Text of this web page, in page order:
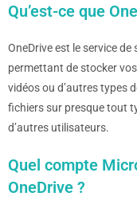
Qu’est-ce que
OneDrive est le service
permettant de stocker
vidéos ou d’autres types
fichiers sur presque tout
d’autres utilisateurs.
Quel compte
OneDrive ?